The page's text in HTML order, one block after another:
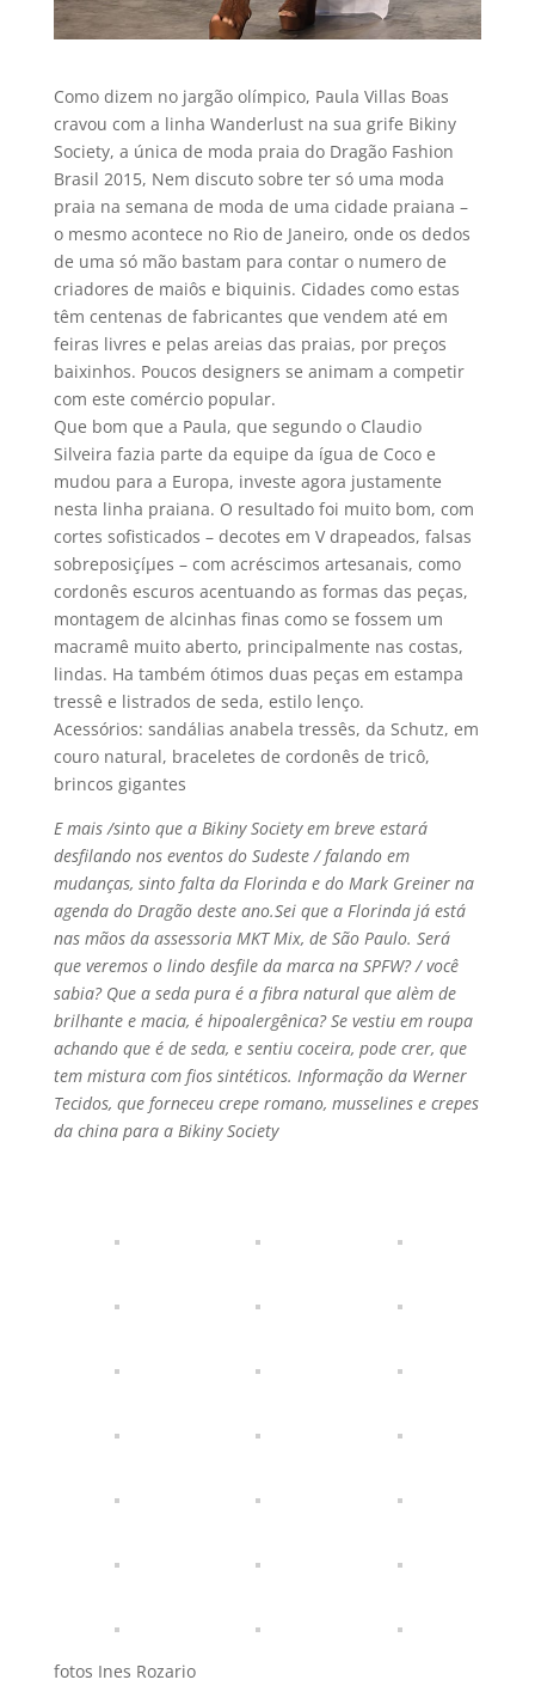
Como dizem no jargão olí­mpico, Paula Villas Boas
cravou com a linha Wanderlust na sua grife Bikiny
Society, a única de moda praia do Dragão Fashion
Brasil 2015, Nem discuto sobre ter só uma moda
praia na semana de moda de uma cidade praiana –
o mesmo acontece no Rio de Janeiro, onde os dedos
de uma só mão bastam para contar o numero de
criadores de maiôs e biquinis. Cidades como estas
têm centenas de fabricantes que vendem até em
feiras livres e pelas areias das praias, por preços
baixinhos. Poucos designers se animam a competir
com este comércio popular.
Que bom que a Paula, que segundo o Claudio
Silveira fazia parte da equipe da ígua de Coco e
mudou para a Europa, investe agora justamente
nesta linha praiana. O resultado foi muito bom, com
cortes sofisticados – decotes em V drapeados, falsas
sobreposiçíµes – com acréscimos artesanais, como
cordonês escuros acentuando as formas das peças,
montagem de alcinhas finas como se fossem um
macramê muito aberto, principalmente nas costas,
lindas. Ha também ótimos duas peças em estampa
tressê e listrados de seda, estilo lenço.
Acessórios: sandálias anabela tressês, da Schutz, em
couro natural, braceletes de cordonês de tricô,
brincos gigantes
E mais /sinto que a Bikiny Society em breve estará
desfilando nos eventos do Sudeste / falando em
mudanças, sinto falta da Florinda e do Mark Greiner na
agenda do Dragão deste ano.Sei que a Florinda já está
nas mãos da assessoria MKT Mix, de São Paulo. Será
que veremos o lindo desfile da marca na SPFW? / você
sabia? Que a seda pura é a fibra natural que alèm de
brilhante e macia, é hipoalergênica? Se vestiu em roupa
achando que é de seda, e sentiu coceira, pode crer, que
tem mistura com fios sintéticos. Informação da Werner
Tecidos, que forneceu crepe romano, musselines e crepes
da china para a Bikiny Society
fotos Ines Rozario